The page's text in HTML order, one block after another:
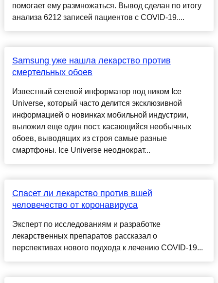
помогает ему размножаться. Вывод сделан по итогу
анализа 6212 записей пациентов с COVID-19....
Samsung уже нашла лекарство против
смертельных обоев
Известный сетевой информатор под ником Ice
Universe, который часто делится эксклюзивной
информацией о новинках мобильной индустрии,
выложил еще один пост, касающийся необычных
обоев, выводящих из строя самые разные
смартфоны. Ice Universe неоднократ...
Спасет ли лекарство против вшей
человечество от коронавируса
Эксперт по исследованиям и разработке
лекарственных препаратов рассказал о
перспективах нового подхода к лечению COVID-19...